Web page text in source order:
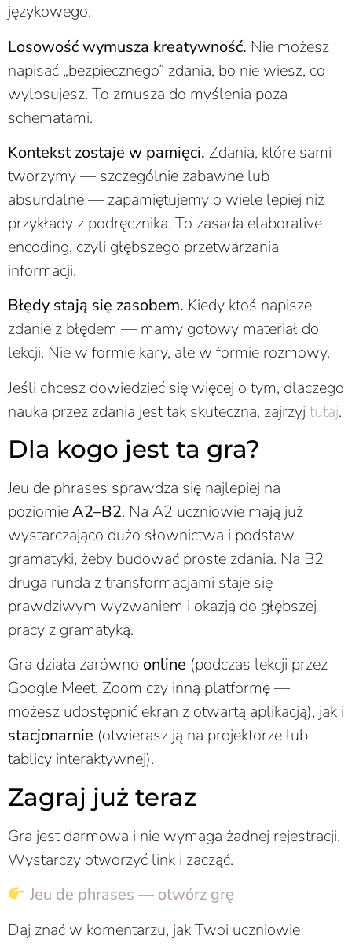
językowego.
Losowość wymusza kreatywność. Nie możesz
napisać „bezpiecznego” zdania, bo nie wiesz, co
wylosujesz. To zmusza do myślenia poza
schematami.
Kontekst zostaje w pamięci. Zdania, które sami
tworzymy — szczególnie zabawne lub
absurdalne — zapamiętujemy o wiele lepiej niż
przykłady z podręcznika. To zasada elaborative
encoding, czyli głębszego przetwarzania
informacji.
Błędy stają się zasobem. Kiedy ktoś napisze
zdanie z błędem — mamy gotowy materiał do
lekcji. Nie w formie kary, ale w formie rozmowy.
Jeśli chcesz dowiedzieć się więcej o tym, dlaczego
nauka przez zdania jest tak skuteczna, zajrzyj tutaj.
Dla kogo jest ta gra?
Jeu de phrases sprawdza się najlepiej na
poziomieA2–B2. Na A2 uczniowie mają już
wystarczająco dużo słownictwa i podstaw
gramatyki, żeby budować proste zdania. Na B2
druga runda z transformacjami staje się
prawdziwym wyzwaniem i okazją do głębszej
pracy z gramatyką.
Gra działa zarówno online (podczas lekcji przez
Google Meet, Zoom czy inną platformę —
możesz udostępnić ekran z otwartą aplikacją), jak i
stacjonarnie (otwierasz ją na projektorze lub
tablicy interaktywnej).
Zagraj już teraz
Gra jest darmowa i nie wymaga żadnej rejestracji.
Wystarczy otworzyć link i zacząć.
Jeu de phrases — otwórz grę
Daj znać w komentarzu, jak Twoi uczniowie